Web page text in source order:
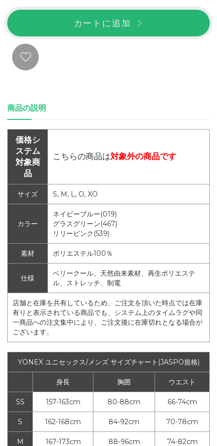
カートに追加
商品の説明
価格シ
ステム
対象商
品
こちらの商品は対象外の商品です
サイズ S, M, L, O, XO
カラー
ネイビーブルー(019)
グラスグリーン(467)
リリーピンク(539)
素材 ポリエステル100％
仕様
ベリークール、天然由来素材、再生ポリエステ
ル、ストレッチ、制電
店舗と在庫を共有しているため、ご注文を頂いた時点では在庫
有りと表示されている商品でも、システム上のタイムラグや同
一商品への注文集中により、ご注文後に在庫切れとなる場合が
ございます。
YONEX ユニセックス/メンズ サイズチャート(JASPO規格)
身長 胸囲 ウエスト
SS 157-163cm 80-88cm 66-74cm
S 162-168cm 84-92cm 70-78cm
M 167-173cm 88-96cm 74-82cm